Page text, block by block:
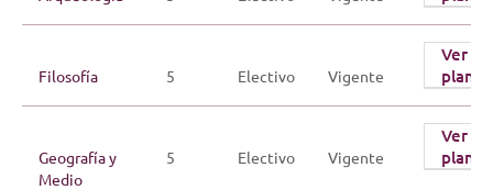
Filosofía 5 Electivo Vigente
Ver
plan
Geografía y
Medio
5 Electivo Vigente
Ver
plan